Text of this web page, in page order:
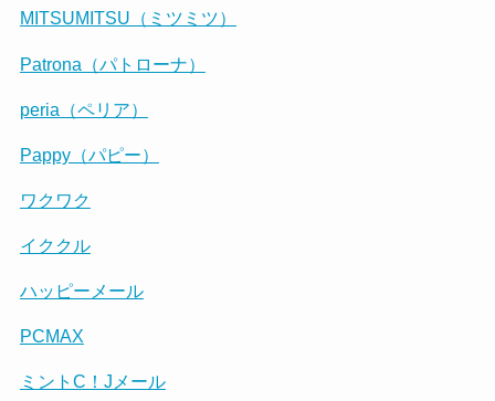
MITSUMITSU（ミツミツ）
Patrona（パトローナ）
peria（ペリア）
Pappy（パピー）
ワクワク
イククル
ハッピーメール
PCMAX
ミントC！Jメール